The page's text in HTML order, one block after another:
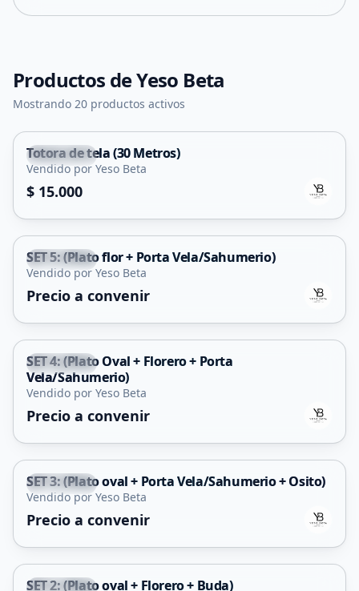
Productos deYeso Beta
Mostrando 20 productos activos
La Punta
Totora de tela (30 Metros)
Vendido por Yeso Beta
$ 15.000
La Punta
SET 5: (Plato flor + Porta Vela/Sahumerio)
Vendido por Yeso Beta
Precio a convenir
La Punta
SET 4: (Plato Oval + Florero + Porta
Vela/Sahumerio)
Vendido por Yeso Beta
Precio a convenir
La Punta
SET 3: (Plato oval + Porta Vela/Sahumerio + Osito)
Vendido por Yeso Beta
Precio a convenir
La Punta
SET 2: (Plato oval + Florero + Buda)